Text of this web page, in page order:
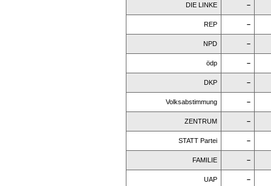
DIE LINKE –
REP –
NPD –
ödp –
DKP –
Volksabstimmung –
ZENTRUM –
STATT Partei –
FAMILIE –
UAP –